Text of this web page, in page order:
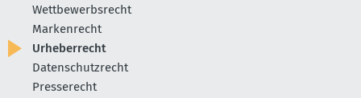
Wettbewerbsrecht
Markenrecht
Urheberrecht
Datenschutzrecht
Presserecht